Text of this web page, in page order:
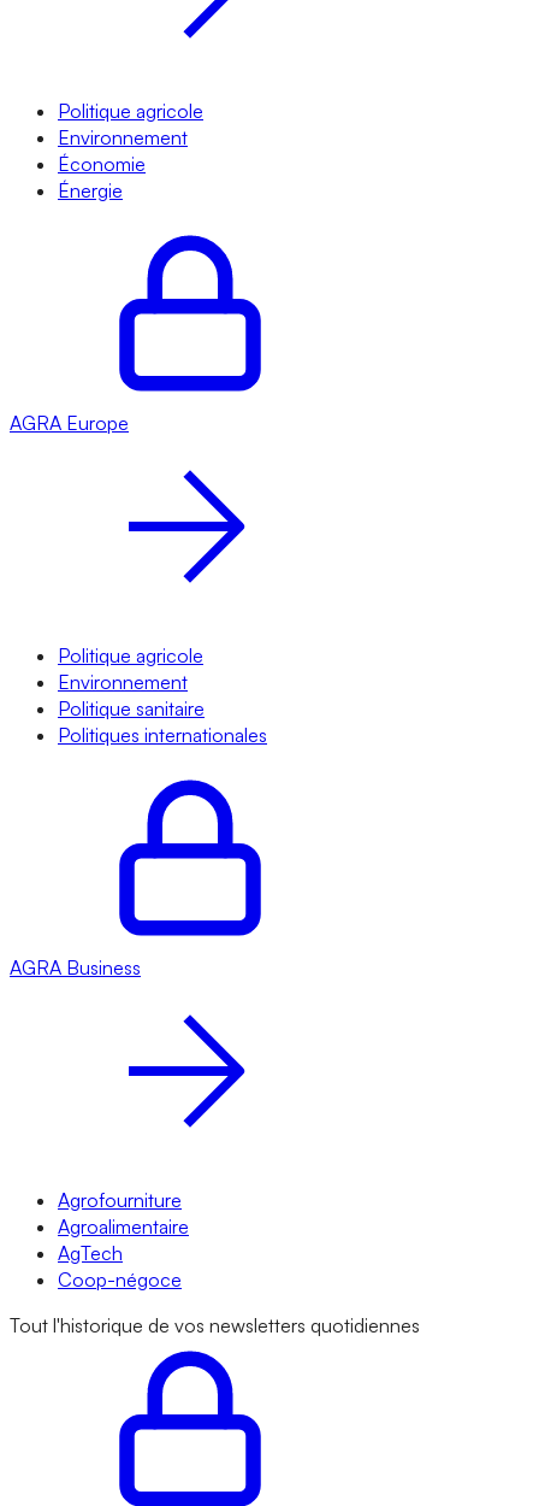
Politique agricole
Environnement
Économie
Énergie
AGRA Europe
Politique agricole
Environnement
Politique sanitaire
Politiques internationales
AGRA Business
Agrofourniture
Agroalimentaire
AgTech
Coop-négoce
Tout l'historique de vos newsletters quotidiennes